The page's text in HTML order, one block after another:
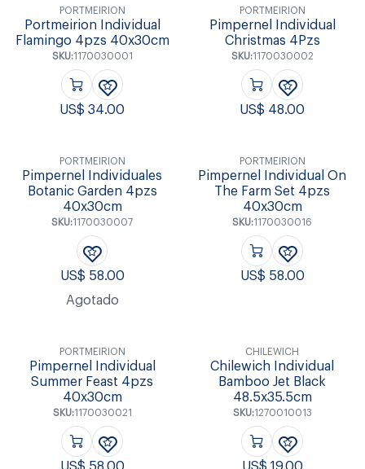
PORTMEIRION
Portmeirion Individual
Flamingo 4pzs 40x30cm
SKU:1170030001
US$34.00
PORTMEIRION
Pimpernel Individual
Christmas 4Pzs
SKU:1170030002
US$ 48.00
PORTMEIRION
Pimpernel Individuales
Botanic Garden 4pzs
40x30cm
SKU:1170030007
US$ 58.00
Agotado
PORTMEIRION
Pimpernel Individual On
The Farm Set 4pzs
40x30cm
SKU:1170030016
US$ 58.00
PORTMEIRION
Pimpernel Individual
Summer Feast 4pzs
40x30cm
SKU:1170030021
CHILEWICH
Chilewich Individual
Bamboo Jet Black
48.5x35.5cm
SKU:1270010013